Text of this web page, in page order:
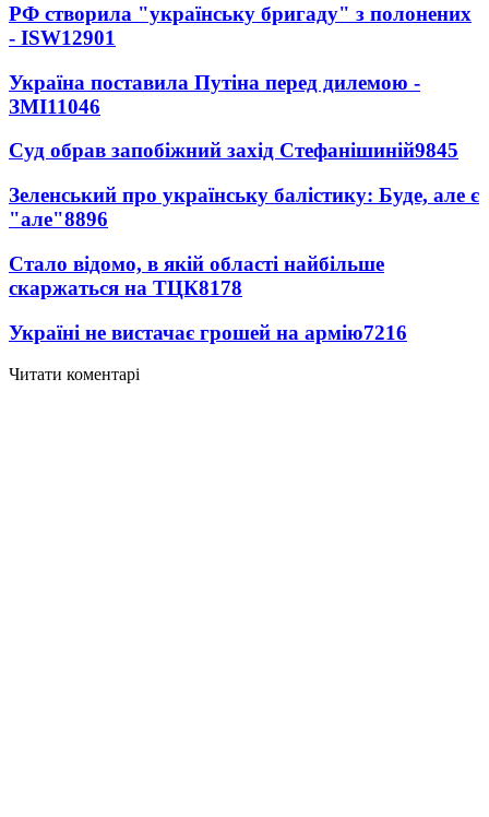
РФ створила "українську бригаду" з полонених
- ISW12901
Україна поставила Путіна перед дилемою -
ЗМІ11046
Суд обрав запобіжний захід Стефанішиній9845
Зеленський про українську балістику: Буде, але є
"але"8896
Стало відомо, в якій області найбільше
скаржаться на ТЦК8178
Україні не вистачає грошей на армію7216
Читати коментарі